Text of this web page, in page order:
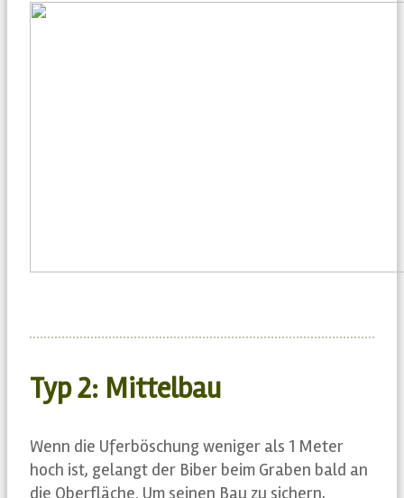
Typ 2: Mittelbau
Wenn die Uferböschung weniger als 1 Meter
hoch ist, gelangt der Biber beim Graben bald an
die Oberfläche. Um seinen Bau zu sichern,